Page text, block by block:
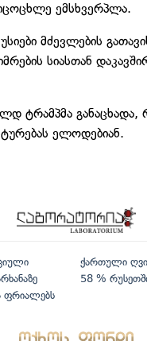
ემსხვერპლა.
მძევლების
სიასთან
ტრამპმა განაცხადა,
ელოდებიან.
ფრიალებს
ქართული
58 %